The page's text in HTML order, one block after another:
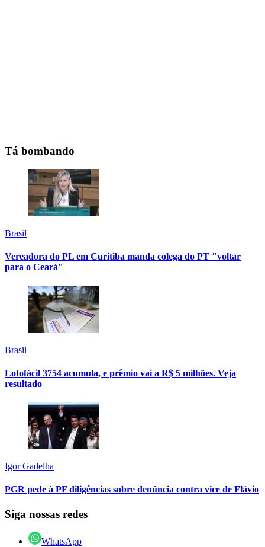
Tá bombando
Brasil
Vereadora do PL em Curitiba manda colega do PT "voltar
para o Ceará"
Brasil
Lotofácil 3754 acumula, e prêmio vai a R$ 5 milhões. Veja
resultado
Igor Gadelha
PGR pede à PF diligências sobre denúncia contra vice de Flávio
Siga nossas redes
WhatsApp